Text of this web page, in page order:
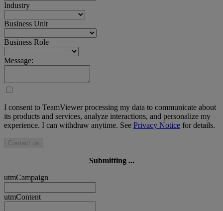
Industry
Business Unit
Business Role
Message:
I consent to TeamViewer processing my data to communicate about
its products and services, analyze interactions, and personalize my
experience. I can withdraw anytime. See Privacy Notice for details.
Contact us
Submitting ...
utmCampaign
utmContent